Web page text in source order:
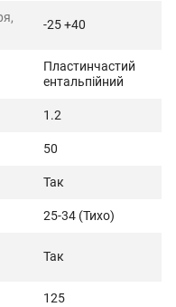
-25 +40
Пластинчастий
ентальпійний
1.2
50
Так
25-34 (Тихо)
Так
125